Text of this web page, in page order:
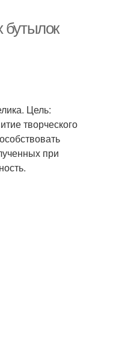
бутылок
Цель:
творческого
при